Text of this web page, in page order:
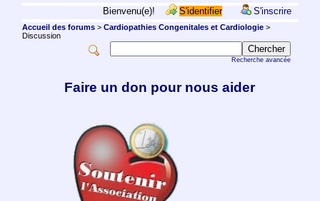
Bienvenu(e)! S'identifier S'inscrire
Accueil des forums> Cardiopathies Congenitales et Cardiologie>
Discussion
Recherche avancée
Faire un don pour nous aider